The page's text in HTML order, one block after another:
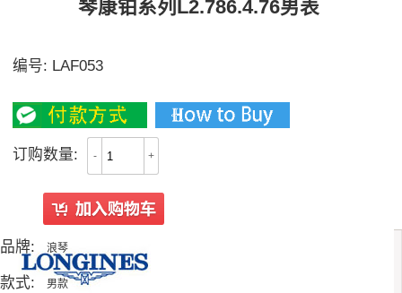
琴康铂系列L2.786.4.76男表
编号: LAF053
订购数量: - +
品牌: 浪琴
款式: 男款